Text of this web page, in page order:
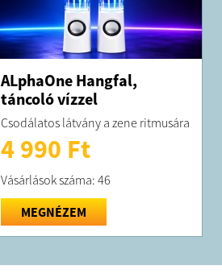
ALphaOne Hangfal,
táncoló vízzel
Csodálatos látvány a zene ritmusára
4 990 Ft
Vásárlások száma: 46
MEGNÉZEM